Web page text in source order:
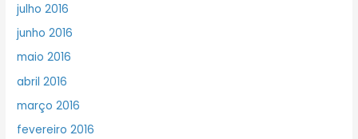
julho 2016
junho 2016
maio 2016
abril 2016
março 2016
fevereiro 2016